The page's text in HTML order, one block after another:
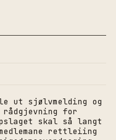
ut sjølvmelding og
rådgjevning for
skal så langt
rettleiing